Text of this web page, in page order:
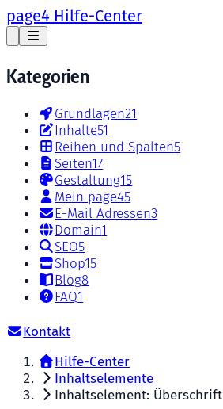
page4 Hilfe-Center
Kategorien
Grundlagen21
Inhalte51
Reihen und Spalten5
Seiten17
Gestaltung15
Mein page45
E-Mail Adressen3
Domain1
SEO5
Shop15
Blog8
FAQ1
Kontakt
Hilfe-Center
Inhaltselemente
Inhaltselement: Überschrift